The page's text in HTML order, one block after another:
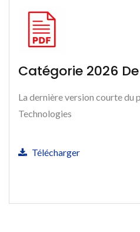
Catégorie 2026
La dernière version courte du
Technologies
Télécharger